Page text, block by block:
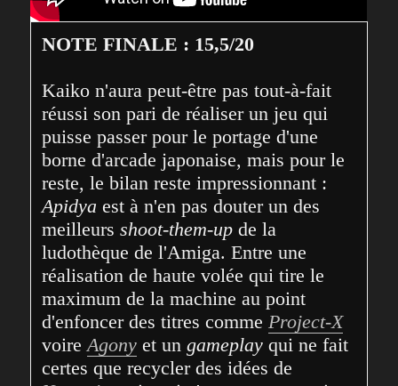
NOTE FINALE : 15,5/20
Kaiko n'aura peut-être pas tout-à-fait
réussi son pari de réaliser un jeu qui
puisse passer pour le portage d'une
borne d'arcade japonaise, mais pour le
Apidya est à n'en pas douter un des
meilleurs shoot-them-up de la
ludothèque de l'Amiga. Entre une
réalisation de haute volée qui tire le
maximum de la machine au point
d'enfoncer des titres comme Project-X
voire Agony et un gameplay qui ne fait